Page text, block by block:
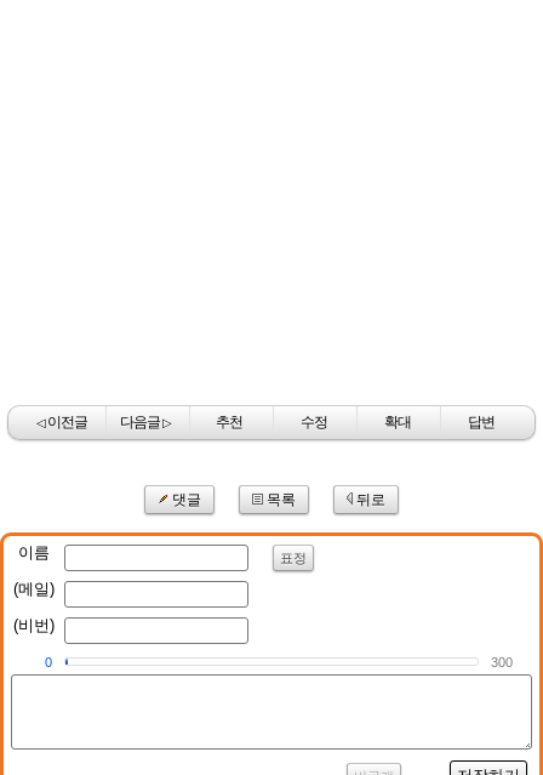
◁이전글 다음글▷ 추천 수정 확대 답변
댓글 목록 뒤로
이름 표정
(메일)
(비번)
0 300